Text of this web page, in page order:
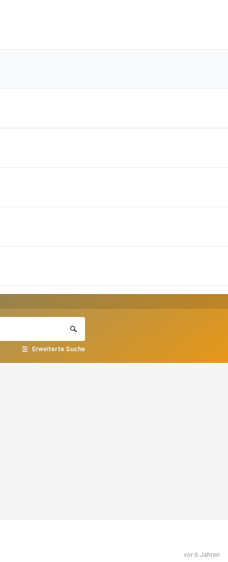
Erweiterte Suche
vor 6 Jahren